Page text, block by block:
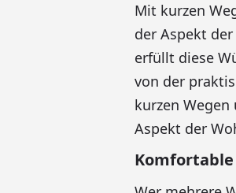
Mit kurzen
der Aspekt
erfüllt diese
von der
kurzen
Aspekt der
Komfortable